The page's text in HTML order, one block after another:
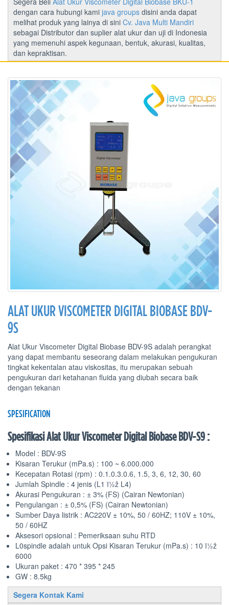
dengan cara hubungi kami java groups disini anda dapat
melihat produk yang lainya di sini Cv. Java Multi Mandiri
sebagai Distributor dan suplier alat ukur dan uji di Indonesia
yang memenuhi aspek kegunaan, bentuk, akurasi, kualitas,
dan kepraktisan.
ALAT UKUR VISCOMETER DIGITAL BIOBASE BDV-
9S
Alat Ukur Viscometer Digital Biobase BDV-9S adalah perangkat
yang dapat membantu seseorang dalam melakukan pengukuran
tingkat kekentalan atau viskositas, itu merupakan sebuah
pengukuran dari ketahanan fluida yang diubah secara baik
dengan tekanan
SPESIFICATION
Spesifikasi Alat Ukur Viscometer Digital Biobase BDV-S9 :
Model : BDV-9S
Kisaran Terukur (mPa.s) : 100 ~ 6.000.000
Kecepatan Rotasi (rpm) : 0.1.0.3.0.6, 1.5, 3, 6, 12, 30, 60
Jumlah Spindle : 4 jenis (L1 ï½ž L4)
Akurasi Pengukuran : ± 3% (FS) (Cairan Newtonian)
Pengulangan : ± 0,5% (FS) (Cairan Newtonian)
Sumber Daya listrik : AC220V ± 10%, 50 / 60HZ; 110V ± 10%,
50 / 60HZ
Aksesori opsional : Pemeriksaan suhu RTD
L0spindle adalah untuk Opsi Kisaran Terukur (mPa.s) : 10 ï½ž
6000
Ukuran paket : 470 * 395 * 245
GW : 8.5kg
Segera Kontak Kami